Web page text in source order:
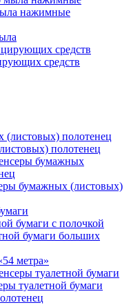
нажимные
средств
полотенец
бумажных
бумажных (листовых)
бумаги с полочкой
бумаги больших
метра»
туалетной бумаги
туалетной бумаги